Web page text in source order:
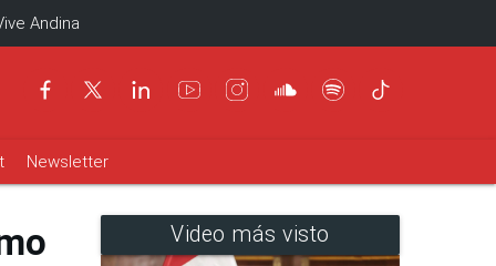
Andina
Newsletter
Video más visto